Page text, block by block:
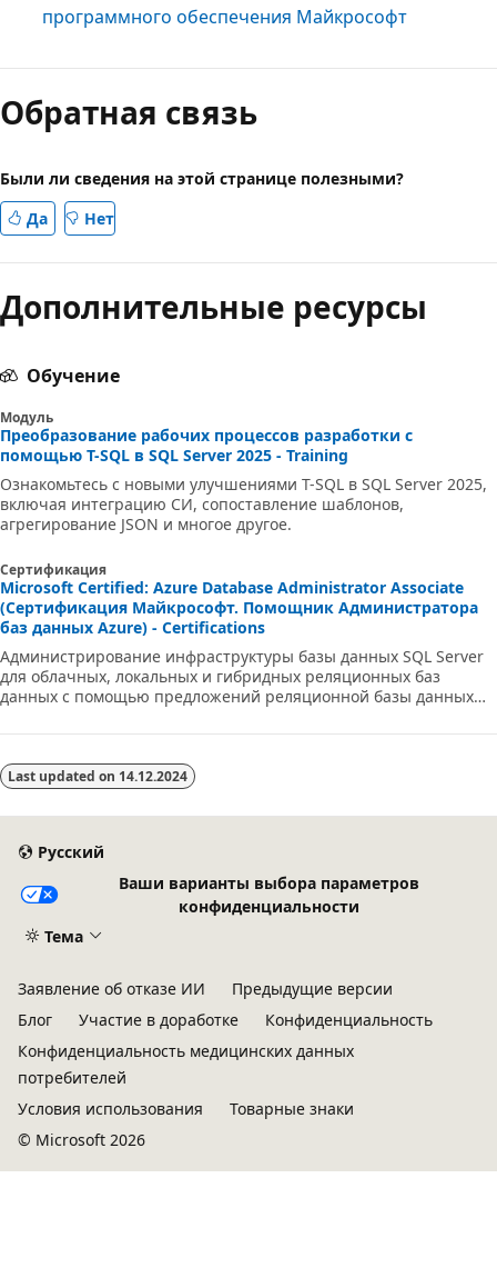
программного обеспечения Майкрософт
Обратная связь
Были ли сведения на этой странице полезными?
Да
Нет
Дополнительные ресурсы
Обучение
Модуль
Преобразование рабочих процессов разработки с
помощью T-SQL в SQL Server 2025 - Training
Ознакомьтесь с новыми улучшениями T-SQL в SQL Server 2025,
включая интеграцию СИ, сопоставление шаблонов,
агрегирование JSON и многое другое.
Сертификация
Microsoft Certified: Azure Database Administrator Associate
(Сертификация Майкрософт. Помощник Администратора
баз данных Azure) - Certifications
Администрирование инфраструктуры базы данных SQL Server
для облачных, локальных и гибридных реляционных баз
данных с помощью предложений реляционной базы данных
Last updated on 14.12.2024
Русский
Ваши варианты выбора параметров
конфиденциальности
Тема
Заявление об отказе ИИ
Предыдущие версии
Блог
Участие в доработке
Конфиденциальность
Конфиденциальность медицинских данных
потребителей
Условия использования
Товарные знаки
© Microsoft 2026